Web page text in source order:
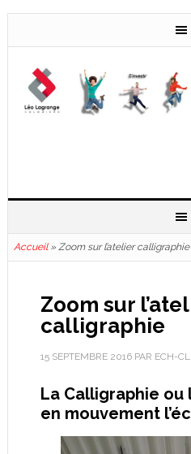
Accueil» Zoom sur l’atelier calligraphie
Zoom sur
calligraphie
15 SEPTEMBRE 2016PAR ECH-
La Calligraphie ou
en mouvement